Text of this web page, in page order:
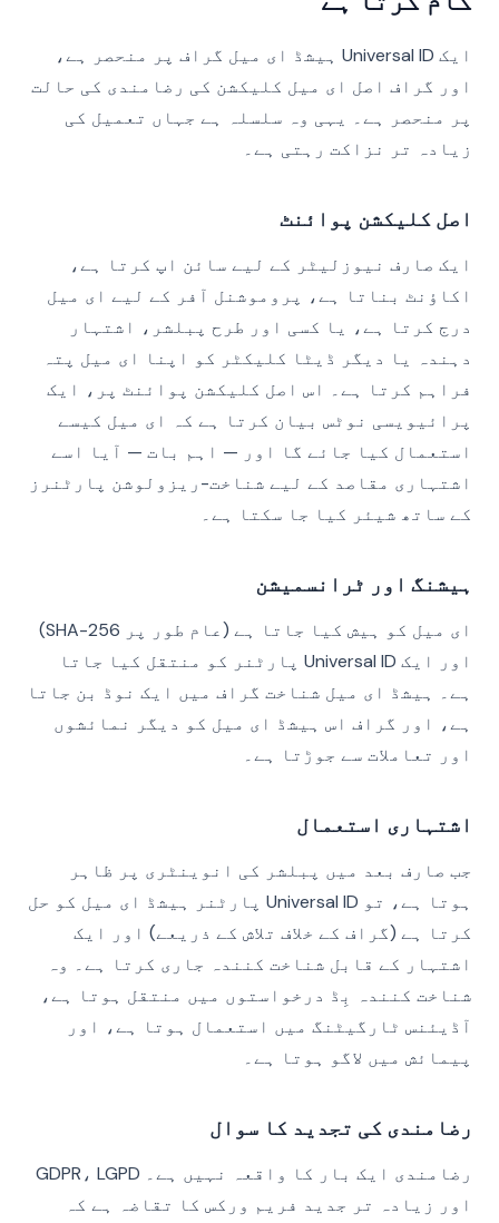
ایک Universal ID ہیشڈ ای میل گراف پر منحصر ہے،
اور گراف اصل ای میل کلیکشن کی رضامندی کی حالت
پر منحصر ہے۔ یہی وہ سلسلہ ہے جہاں تعمیل کی
زیادہ تر نزاکت رہتی ہے۔
اصل کلیکشن پوائنٹ
ایک صارف نیوزلیٹر کے لیے سائن اپ کرتا ہے،
اکاؤنٹ بناتا ہے، پروموشنل آفر کے لیے ای میل
درج کرتا ہے، یا کسی اور طرح پبلشر، اشتہار
دہندہ یا دیگر ڈیٹا کلیکٹر کو اپنا ای میل پتہ
فراہم کرتا ہے۔ اس اصل کلیکشن پوائنٹ پر، ایک
پرائیویسی نوٹس بیان کرتا ہے کہ ای میل کیسے
استعمال کیا جائے گا اور — اہم بات — آیا اسے
اشتہاری مقاصد کے لیے شناخت-ریزولوشن پارٹنرز
کے ساتھ شیئر کیا جا سکتا ہے۔
ہیشنگ اور ٹرانسمیشن
ای میل کو ہیش کیا جاتا ہے (عام طور پر SHA-256)
اور ایک Universal ID پارٹنر کو منتقل کیا جاتا
ہے۔ ہیشڈ ای میل شناخت گراف میں ایک نوڈ بن جاتا
ہے، اور گراف اس ہیشڈ ای میل کو دیگر نمائشوں
اور تعاملات سے جوڑتا ہے۔
اشتہاری استعمال
جب صارف بعد میں پبلشر کی انوینٹری پر ظاہر
ہوتا ہے، تو Universal ID پارٹنر ہیشڈ ای میل کو حل
کرتا ہے (گراف کے خلاف تلاش کے ذریعے) اور ایک
اشتہار کے قابل شناخت کنندہ جاری کرتا ہے۔ وہ
شناخت کنندہ بِڈ درخواستوں میں منتقل ہوتا ہے،
آڈیئنس ٹارگیٹنگ میں استعمال ہوتا ہے، اور
پیمائش میں لاگو ہوتا ہے۔
رضامندی کی تجدید کا سوال
رضامندی ایک بار کا واقعہ نہیں ہے۔ GDPR، LGPD
اور زیادہ تر جدید فریم ورکس کا تقاضہ ہے کہ